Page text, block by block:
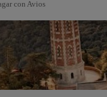
con Avios